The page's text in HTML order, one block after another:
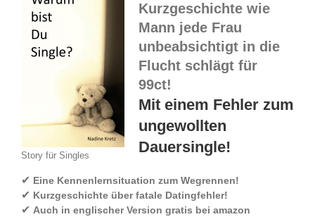
Story für Singles
Kurzgeschichte wie
Mann jede Frau
unbeabsichtigt in die
Flucht schlägt für
99ct!
Mit einem Fehler zum
ungewollten
Dauersingle!
✔ Eine Kennenlernsituation zum Wegrennen!
✔ Kurzgeschichte über fatale Datingfehler!
✔ Auch in englischer Version gratis bei amazon